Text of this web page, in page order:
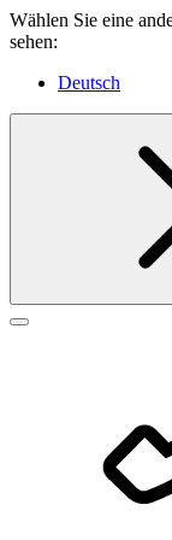
Wählen Sie eine
sehen:
Deutsch